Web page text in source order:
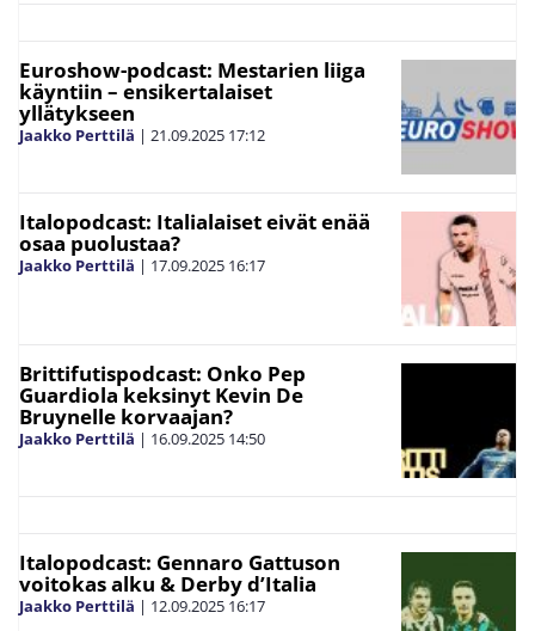
Euroshow-podcast: Mestarien liiga
käyntiin – ensikertalaiset
yllätykseen
Jaakko Perttilä | 21.09.2025 17:12
Italopodcast: Italialaiset eivät enää
osaa puolustaa?
Jaakko Perttilä | 17.09.2025 16:17
Brittifutispodcast: Onko Pep
Guardiola keksinyt Kevin De
Bruynelle korvaajan?
Jaakko Perttilä | 16.09.2025 14:50
Italopodcast: Gennaro Gattuson
voitokas alku & Derby d’Italia
Jaakko Perttilä | 12.09.2025 16:17